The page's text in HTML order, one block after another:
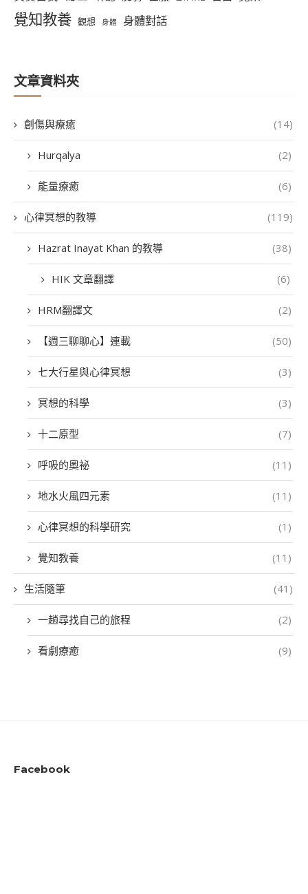
覺知教養 觀想 身體 身體對話
文章資料夾
創傷與療癒 (14)
Hurqalya (2)
能量療癒 (6)
心律冥想的教導 (119)
Hazrat Inayat Khan 的教導 (38)
HIK 文章翻譯 (6)
HRM翻譯文 (2)
【週三聊聊心】連載 (50)
七大行星與心律冥想 (3)
冥想的科學 (3)
十二原型 (7)
呼吸的奧祕 (11)
地水火風四元素 (11)
心律冥想的科學研究 (1)
覺知教養 (11)
生活隨筆 (41)
一趟尋找自己的旅程 (2)
看劇療癒 (9)
Facebook